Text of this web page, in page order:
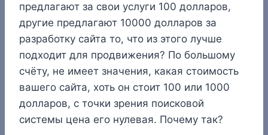
предлагают за свои услуги 100 долларов,
другие предлагают 10000 долларов за
разработку сайта то, что из этого лучше
подходит для продвижения? По большому
счёту, не имеет значения, какая стоимость
вашего сайта, хоть он стоит 100 или 1000
долларов, с точки зрения поисковой
системы цена его нулевая. Почему так?